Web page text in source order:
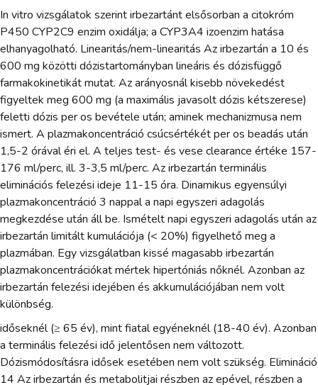
In vitro vizsgálatok szerint irbezartánt elsősorban a citokróm
P450 CYP2C9 enzim oxidálja; a CYP3A4 izoenzim hatása
elhanyagolható. Linearitás/nem-linearitás Az irbezartán a 10 és
600 mg közötti dózistartományban lineáris és dózisfüggő
farmakokinetikát mutat. Az arányosnál kisebb növekedést
figyeltek meg 600 mg (a maximális javasolt dózis kétszerese)
feletti dózis per os bevétele után; aminek mechanizmusa nem
ismert. A plazmakoncentráció csúcsértékét per os beadás után
1,5-2 órával éri el. A teljes test- és vese clearance értéke 157-
176 ml/perc, ill. 3-3,5 ml/perc. Az irbezartán terminális
eliminációs felezési ideje 11-15 óra. Dinamikus egyensúlyi
plazmakoncentráció 3 nappal a napi egyszeri adagolás
megkezdése után áll be. Ismételt napi egyszeri adagolás után az
irbezartán limitált kumulációja (< 20%) figyelhető meg a
plazmában. Egy vizsgálatban kissé magasabb irbezartán
plazmakoncentrációkat mértek hipertóniás nőknél. Azonban az
irbezartán felezési idejében és akkumulációjában nem volt
különbség.
időseknél (≥ 65 év), mint fiatal egyéneknél (18-40 év). Azonban
a terminális felezési idő jelentősen nem változott.
Dózismódosításra idősek esetében nem volt szükség. Elimináció
14 Az irbezartán és metabolitjai részben az epével, részben a